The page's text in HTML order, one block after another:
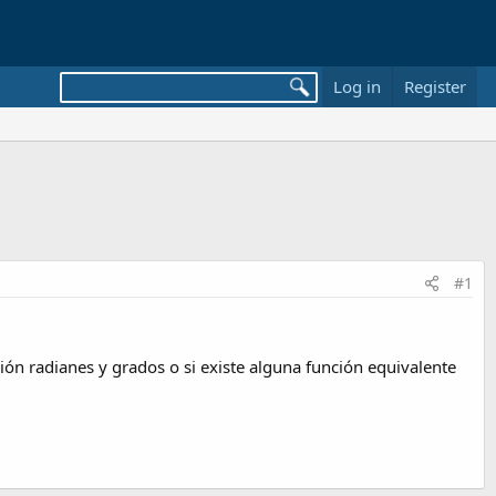
Log in Register
#1
radianes y grados o si existe alguna función equivalente